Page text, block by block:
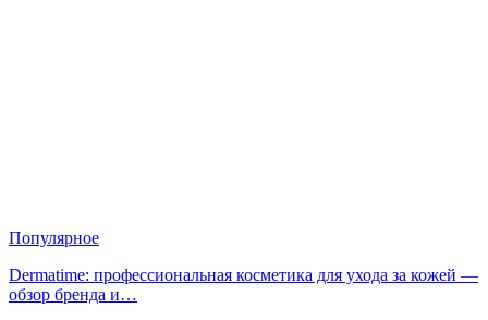
Популярное
Dermatime: профессиональная косметика для ухода за кожей —
обзор бренда и…